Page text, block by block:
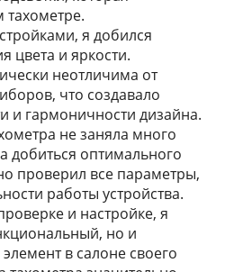
я добился
цвета и яркости.
неотличима от
что создавало
и гармоничности дизайна.
не заняла много
добиться оптимального
проверил все параметры,
работы устройства.
и настройке, я
но и
в салоне своего